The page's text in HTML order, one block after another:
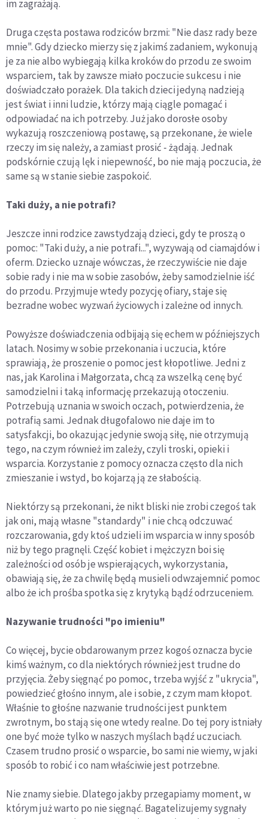
im zagrażają.
Druga częsta postawa rodziców brzmi: "Nie dasz rady beze
mnie". Gdy dziecko mierzy się z jakimś zadaniem, wykonują
je za nie albo wybiegają kilka kroków do przodu ze swoim
wsparciem, tak by zawsze miało poczucie sukcesu i nie
doświadczało porażek. Dla takich dzieci jedyną nadzieją
jest świat i inni ludzie, którzy mają ciągle pomagać i
odpowiadać na ich potrzeby. Już jako dorosłe osoby
wykazują roszczeniową postawę, są przekonane, że wiele
rzeczy im się należy, a zamiast prosić - żądają. Jednak
podskórnie czują lęk i niepewność, bo nie mają poczucia, że
same są w stanie siebie zaspokoić.
Taki duży, a nie potrafi?
Jeszcze inni rodzice zawstydzają dzieci, gdy te proszą o
pomoc: "Taki duży, a nie potrafi...", wyzywają od ciamajdów i
oferm. Dziecko uznaje wówczas, że rzeczywiście nie daje
sobie rady i nie ma w sobie zasobów, żeby samodzielnie iść
do przodu. Przyjmuje wtedy pozycję ofiary, staje się
bezradne wobec wyzwań życiowych i zależne od innych.
Powyższe doświadczenia odbijają się echem w późniejszych
latach. Nosimy w sobie przekonania i uczucia, które
sprawiają, że proszenie o pomoc jest kłopotliwe. Jedni z
nas, jak Karolina i Małgorzata, chcą za wszelką cenę być
samodzielni i taką informację przekazują otoczeniu.
Potrzebują uznania w swoich oczach, potwierdzenia, że
potrafią sami. Jednak długofalowo nie daje im to
satysfakcji, bo okazując jedynie swoją siłę, nie otrzymują
tego, na czym również im zależy, czyli troski, opieki i
wsparcia. Korzystanie z pomocy oznacza często dla nich
zmieszanie i wstyd, bo kojarzą ją ze słabością.
Niektórzy są przekonani, że nikt bliski nie zrobi czegoś tak
jak oni, mają własne "standardy" i nie chcą odczuwać
rozczarowania, gdy ktoś udzieli im wsparcia w inny sposób
niż by tego pragnęli. Część kobiet i mężczyzn boi się
zależności od osób je wspierających, wykorzystania,
obawiają się, że za chwilę będą musieli odwzajemnić pomoc
albo że ich prośba spotka się z krytyką bądź odrzuceniem.
Nazywanie trudności "po imieniu"
Co więcej, bycie obdarowanym przez kogoś oznacza bycie
kimś ważnym, co dla niektórych również jest trudne do
przyjęcia. Żeby sięgnąć po pomoc, trzeba wyjść z "ukrycia",
powiedzieć głośno innym, ale i sobie, z czym mam kłopot.
Właśnie to głośne nazwanie trudności jest punktem
zwrotnym, bo stają się one wtedy realne. Do tej pory istniały
one być może tylko w naszych myślach bądź uczuciach.
Czasem trudno prosić o wsparcie, bo sami nie wiemy, w jaki
sposób to robić i co nam właściwie jest potrzebne.
Nie znamy siebie. Dlatego jakby przegapiamy moment, w
którym już warto po nie sięgnąć. Bagatelizujemy sygnały